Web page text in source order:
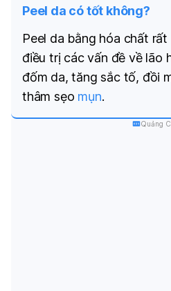
Peel da có tốt không?
Peel da bằng hóa chất
điều trị các vấn đề về lão
đốm da, tăng sắc tố, đồi
thâm sẹo mụn.
Quảng